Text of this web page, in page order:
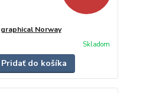
Norway
Skladom
Pridať do košíka